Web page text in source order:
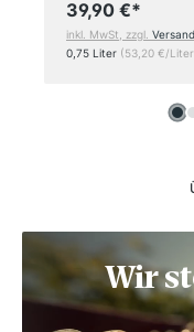
39,90 €*
inkl. MwSt, zzgl. Versand
0,75 Liter (53,20 €/
Wir